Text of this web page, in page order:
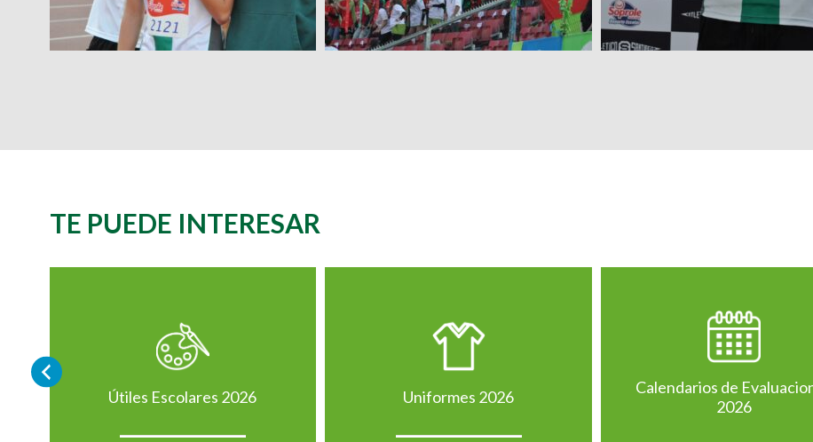
TE PUEDE INTERESAR
Útiles Escolares 2026 Uniformes 2026
Calendarios de
2026